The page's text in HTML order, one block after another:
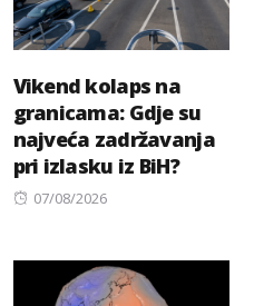
Vikend kolaps na
granicama: Gdje su
najveća zadržavanja
pri izlasku iz BiH?
Posted
07/08/2026